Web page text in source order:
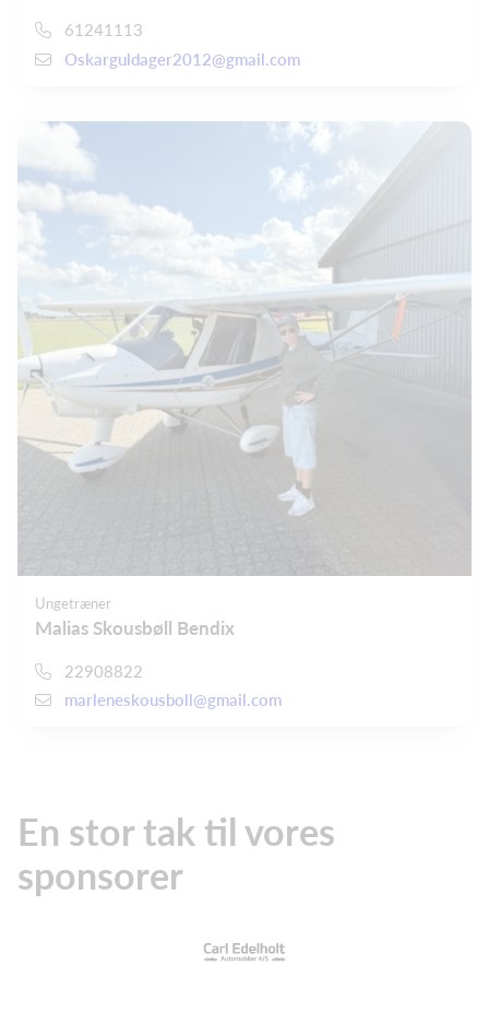
61241113
Oskarguldager2012@gmail.com
Ungetræner
Malias Skousbøll Bendix
22908822
marleneskousboll@gmail.com
En stor tak til vores
sponsorer